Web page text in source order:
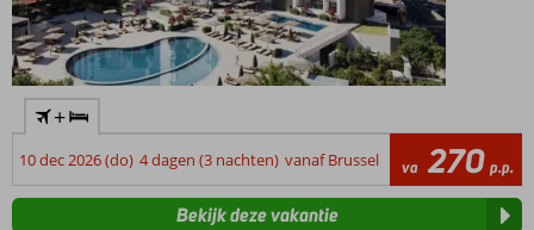
+
10 dec 2026 (do) 4 dagen (3 nachten) vanaf Brussel va 270 p.p.
Bekijk deze vakantie